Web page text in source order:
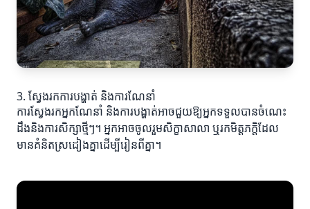
3. ស្វែងរកការបង្ហាត់ និងការណែនាំ
ការស្វែងរកអ្នកណែនាំ និងការបង្ហាត់អាចជួយឱ្យអ្នកទទួលបានចំណេះ
ដឹងនិងការសិក្សាថ្មីៗ។ អ្នកអាចចូលរួមសិក្ខាសាលា ឬរកមិត្តភក្តិដែល
មានគំនិតស្រដៀងគ្នាដើម្បីរៀនពីគ្នា។